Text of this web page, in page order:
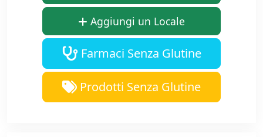
Aggiungi un Locale
Farmaci Senza Glutine
Prodotti Senza Glutine